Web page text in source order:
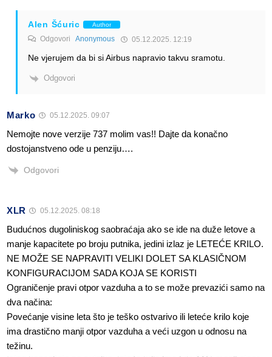
Alen Šćuric Author
Odgovori Anonymous 05.12.2025. 12:19
Ne vjerujem da bi si Airbus napravio takvu sramotu.
Odgovori
Marko 05.12.2025. 09:07
Nemojte nove verzije 737 molim vas!! Dajte da konačno
dostojanstveno ode u penziju….
Odgovori
XLR 05.12.2025. 08:18
Budućnos dugoliniskog saobraćaja ako se ide na duže letove a
manje kapacitete po broju putnika, jedini izlaz je LETEĆE KRILO.
NE MOŽE SE NAPRAVITI VELIKI DOLET SA KLASIČNOM
KONFIGURACIJOM SADA KOJA SE KORISTI
Ograničenje pravi otpor vazduha a to se može prevazići samo na
dva načina:
Povećanje visine leta što je teško ostvarivo ili leteće krilo koje
ima drastično manji otpor vazduha a veći uzgon u odnosu na
težinu.